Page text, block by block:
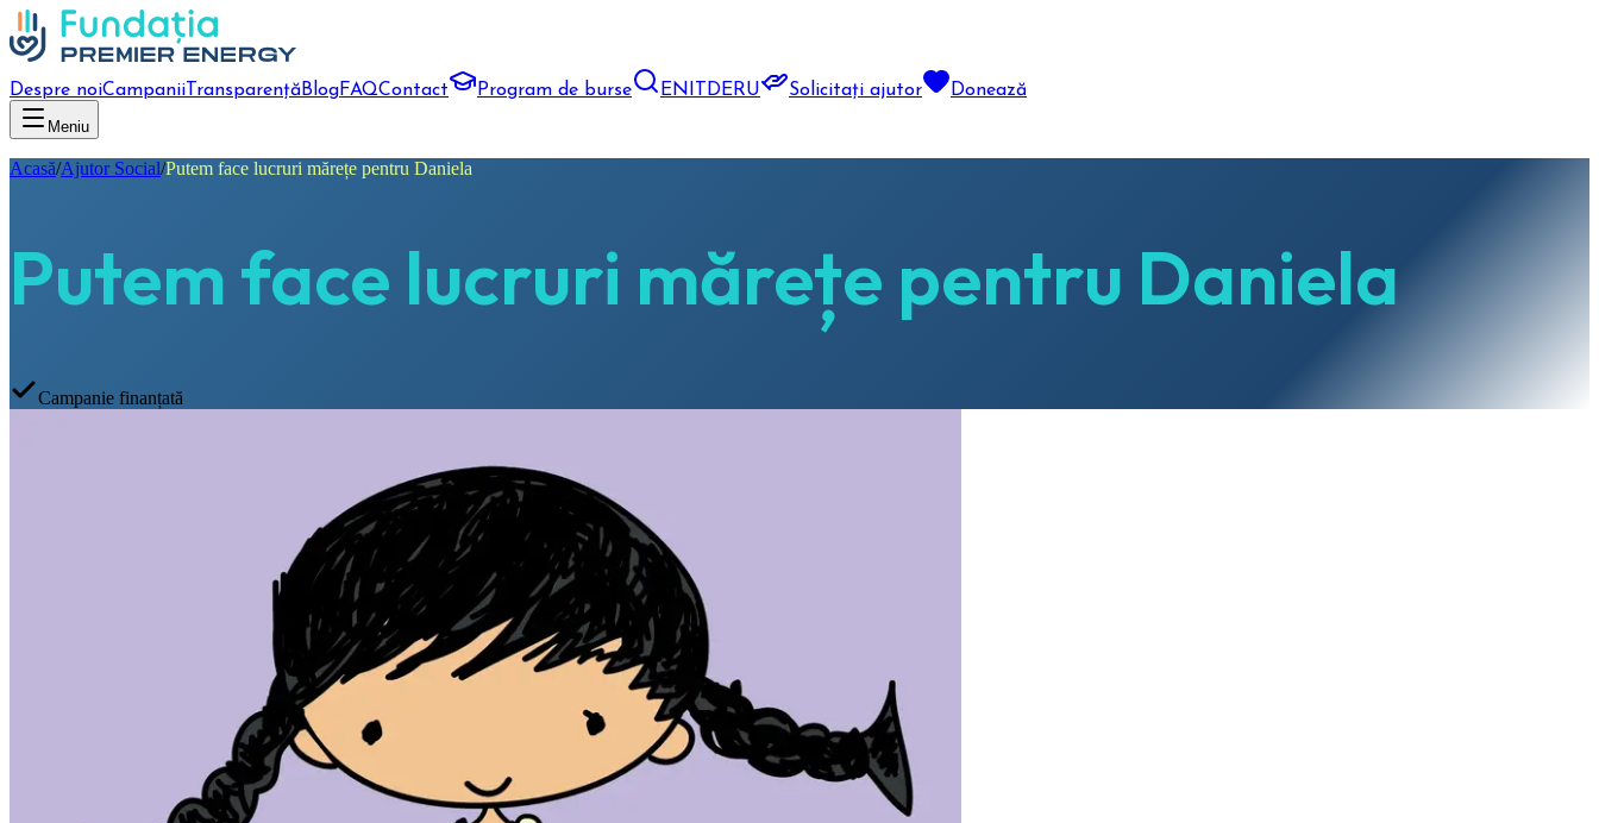
Despre noiCampanii TransparențăBlogFAQContact Program de burse EN DERU Solicitați ajutor Donează
Meniu
Acasă/Ajutor Social/Putem face lucruri mărețe pentru Daniela
Putem face lucruri mărețe pentru Daniela
Campanie finanțată